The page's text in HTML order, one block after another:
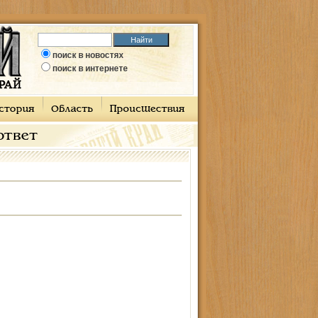
поиск в новостях
поиск в интернете
Область Происшествия